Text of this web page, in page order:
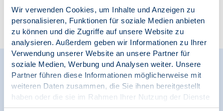
Wir verwenden Cookies, um Inhalte und Anzeigen zu
personalisieren, Funktionen für soziale Medien anbieten
zu können und die Zugriffe auf unsere Website zu
analysieren. Außerdem geben wir Informationen zu Ihrer
Verwendung unserer Website an unsere Partner für
soziale Medien, Werbung und Analysen weiter. Unsere
Partner führen diese Informationen möglicherweise mit
weiteren Daten zusammen, die Sie ihnen bereitgestellt
haben oder die sie im Rahmen Ihrer Nutzung der Dienste
gesammelt haben.
Zur Übersicht
Relevante Nachrichten